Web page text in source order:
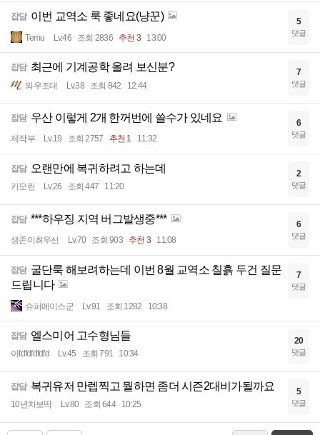
잡담 이번 교역소 룩 좋네요(냥꾼)
Temu Lv.46 조회 2836 추천 3 13:00
5
댓글
잡담 최근에 기계공학 올려 보신분?
와우조대 Lv.38 조회 842 12:44
7
댓글
잡담 우산 이렇게 2개 한꺼번에 쓸수가 있네요
제작부 Lv.19 조회 2757 추천 1 11:32
6
댓글
잡담 오랜만에 복귀하려고 하는데
카모린 Lv.26 조회 447 11:20
2
댓글
잡담 ***하우징 지역 버그발생중***
생존이최우선 Lv.70 조회 903 추천 3 11:08
6
댓글
잡담 굴단룩 해보려하는데 이번 8월 교역소 칠흙 두건 질문
드립니다
슈퍼에이스군 Lv.91 조회 1282 10:38
7
댓글
잡담 엘스미어 고수형님들
아fdfdfdfdfd Lv.45 조회 791 10:34
20
댓글
잡담 복귀유저 만렙찍고 뭘하면 좀더 시즌2대비가될까요
10년차보딱 Lv.80 조회 644 10:25
5
댓글